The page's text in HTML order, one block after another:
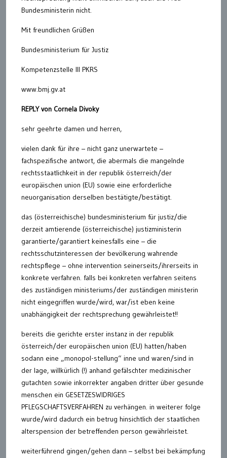
Bundesministerin nicht.
Mit freundlichen Grüßen
Bundesministerium für Justiz
Kompetenzstelle III PKRS
www.bmj.gv.at
REPLY von Cornela Divoky
sehr geehrte damen und herren,
vielen dank für ihre – nicht ganz unerwartete –
fachspezifische antwort, die abermals die mangelnde
rechtsstaatlichkeit in der republik österreich/der
europäischen union (EU) sowie eine erforderliche
neuorganisation derselben bestätigte/bestätigt.
das (österreichische) bundesministerium für justiz/die
derzeit amtierende (österreichische) justizministerin
garantierte/garantiert keinesfalls eine – die
rechtsschutzinteressen der bevölkerung wahrende
rechtspflege – ohne intervention seinerseits/ihrerseits in
konkrete verfahren. falls bei konkreten verfahren seitens
des zuständigen ministeriums/der zuständigen ministerin
nicht eingegriffen wurde/wird, war/ist eben keine
unabhängigkeit der rechtsprechung gewährleistet!!
bereits die gerichte erster instanz in der republik
österreich/der europäischen union (EU) hatten/haben
sodann eine „monopol-stellung“ inne und waren/sind in
der lage, willkürlich (!) anhand gefälschter medizinischer
gutachten sowie inkorrekter angaben dritter über gesunde
menschen ein GESETZESWIDRIGES
PFLEGSCHAFTSVERFAHREN zu verhängen. in weiterer folge
wurde/wird dadurch ein betrug hinsichtlich der staatlichen
alterspension der betreffenden person gewährleistet.
weiterführend gingen/gehen dann – selbst bei bekämpfung